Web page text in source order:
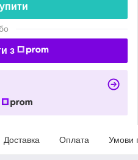
з
Доставка Оплата Умови